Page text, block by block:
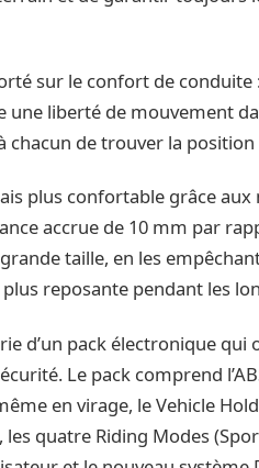
sur le confort de
une liberté de mouvement
de trouver la
plus confortable grâce
accrue de 10 mm par
taille, en les
reposante pendant les
d’un pack électronique
Le pack comprend
en virage, le Vehicle
quatre Riding Modes